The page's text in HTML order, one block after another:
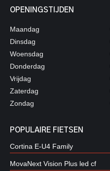
OPENINGSTIJDEN
Maandag
Dinsdag
Woensdag
Donderdag
Vrijdag
Zaterdag
Zondag
POPULAIRE FIETSEN
Cortina E-U4 Family
MovaNext Vision Plus led cf